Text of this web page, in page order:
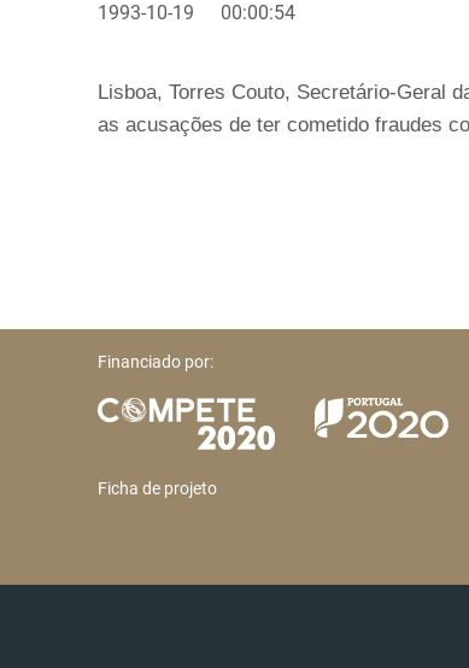
1993-10-19 00:00:54
Lisboa, Torres Couto, Secretário-Geral
as acusações de ter cometido fraudes
Financiado por:
Ficha de projeto